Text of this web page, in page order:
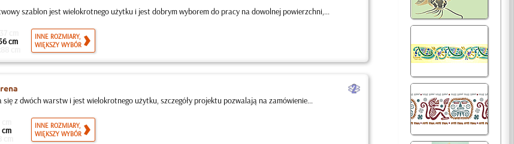
szablon jest wielokrotnego użytku i jest dobrym wyborem do pracy na dowolnej powierzchni,...
cm
INNE ROZMIARY,
WIĘKSZY WYBÓR
b
się z dwóch warstw i jest wielokrotnego użytku, szczegóły projektu pozwalają na zamówienie...
cm
INNE ROZMIARY,
WIĘKSZY WYBÓR